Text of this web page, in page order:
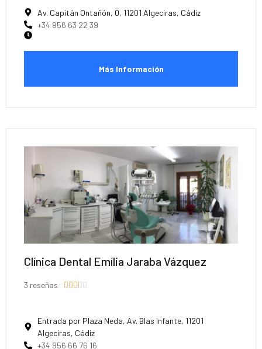
Av. Capitán Ontañón, 0, 11201 Algeciras, Cádiz
+34 956 63 22 39
Más Información
Clínica Dental Emília Jaraba Vázquez
3 reseñas     
Entrada por Plaza Neda, Av. Blas Infante, 11201
Algeciras, Cádiz
+34 956 66 76 16